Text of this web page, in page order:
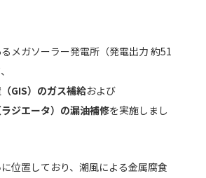
メガソーラー発電所（発電出力 約51
GIS）のガス補給および
ジエータ）の漏油補修を実施しまし
位置しており、潮風による金属腐食